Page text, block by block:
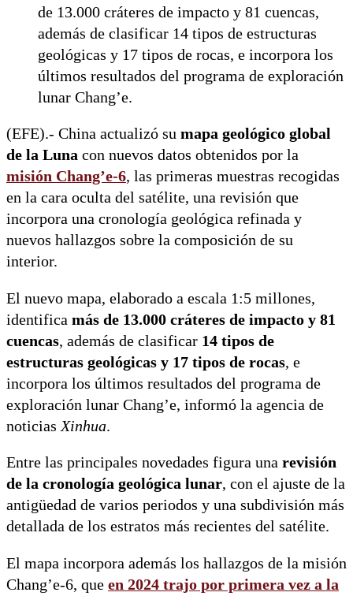
de 13.000 cráteres de impacto y 81 cuencas,
además de clasificar 14 tipos de estructuras
geológicas y 17 tipos de rocas, e incorpora los
últimos resultados del programa de exploración
lunar Chang’e.
(EFE).- China actualizó su mapa geológico global
de la Luna con nuevos datos obtenidos por la
misión Chang’e-6, las primeras muestras recogidas
en la cara oculta del satélite, una revisión que
incorpora una cronología geológica refinada y
nuevos hallazgos sobre la composición de su
interior.
El nuevo mapa, elaborado a escala 1:5 millones,
identifica más de 13.000 cráteres de impacto y 81
cuencas, además de clasificar 14 tipos de
estructuras geológicas y 17 tipos de rocas, e
incorpora los últimos resultados del programa de
exploración lunar Chang’e, informó la agencia de
noticias Xinhua.
Entre las principales novedades figura una revisión
de la cronología geológica lunar, con el ajuste de la
antigüedad de varios periodos y una subdivisión más
detallada de los estratos más recientes del satélite.
El mapa incorpora además los hallazgos de la misión
Chang’e-6, que en 2024 trajo por primera vez a la